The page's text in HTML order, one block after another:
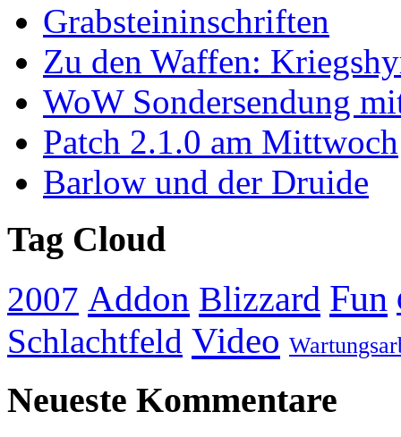
Grabsteininschriften
Zu den Waffen:
WoW Sondersendung
Patch 2.1.0 am Mittwoch
Barlow und der Druide
Tag Cloud
2007 Addon Blizzard Fun
Schlachtfeld Video
Neueste Kommentare